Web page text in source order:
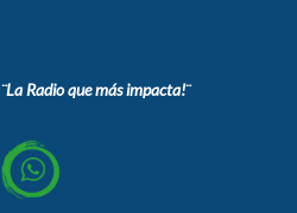
¨La Radio que más impacta!¨